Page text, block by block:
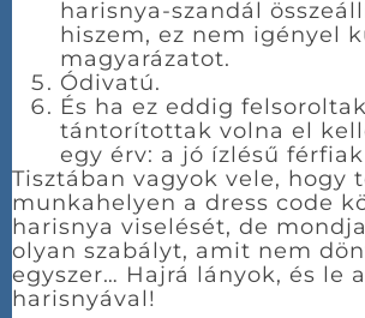
harisnya-szandál
hiszem, ez nem igényel
magyarázatot.
Ódivatú.
És ha ez eddig
tántorítottak volna el
egy érv: a jó ízlésű
Tisztában vagyok vele, hogy
munkahelyen a dress code
harisnya viselését, de
olyan szabályt, amit nem
egyszer… Hajrá lányok, és le
harisnyával!